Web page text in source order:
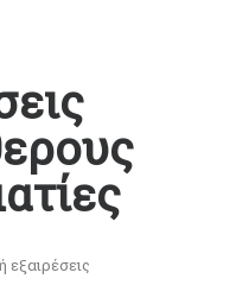
εξαιρέσεις